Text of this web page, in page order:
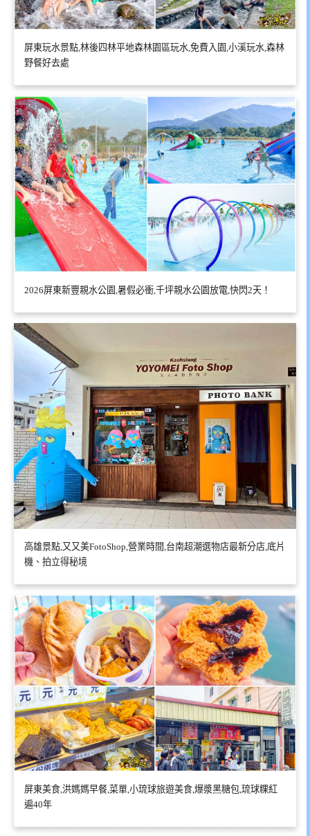
屏東玩水景點,林後四林平地森林園區玩水,免費入園,小溪玩水,森林
野餐好去處
2026屏東新豐親水公園,暑假必衝,千坪親水公園放電,快閃2天！
高雄景點,又又美FotoShop,營業時間,台南超潮選物店最新分店,底片
機、拍立得秘境
屏東美食,洪媽媽早餐,菜單,小琉球旅遊美食,爆漿黑糖包,琉球粿紅
遍40年